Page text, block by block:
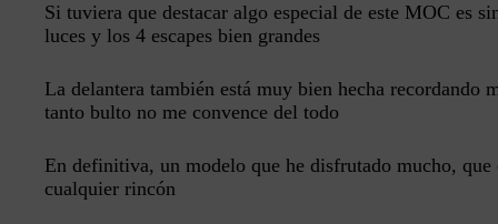
Si tuviera que destacar algo especial de este MOC es
luces y los 4 escapes bien grandes
La delantera también está muy bien hecha recordando
tanto bulto no me convence del todo
En definitiva, un modelo que he disfrutado mucho, que
cualquier rincón